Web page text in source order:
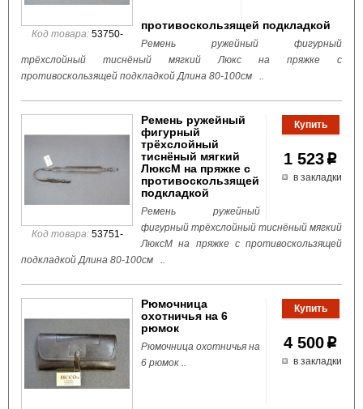
Код товара: 53750-
противоскользящей подкладкой
Ремень ружейный фигурный
трёхслойный тиснёный мягкий Люкс на пряжке с
противоскользящей подкладкой Длина 80-100см ..
1 523 p
в закладки
Код товара: 53751-
Ремень ружейный
фигурный
трёхслойный
тиснёный мягкий
ЛюксМ на пряжке с
противоскользящей
подкладкой
Ремень ружейный
фигурный трёхслойный тиснёный мягкий
ЛюксМ на пряжке с противоскользящей
подкладкой Длина 80-100см ..
4 500 p
в закладки
Рюмочница
охотничья на 6
рюмок
Рюмочница охотничья на
6 рюмок ..